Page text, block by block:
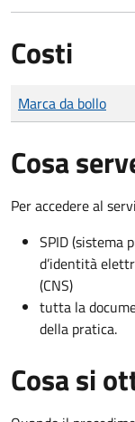
Costi
Tipo di pagamento
Importo
Marca da bollo
Cosa
Per accedere al
SPID (sistema
d’identità
(CNS)
tutta la
della pratica.
Cosa si